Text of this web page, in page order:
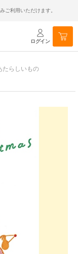
ご利用いただけます。
ログイン
たらしいもの